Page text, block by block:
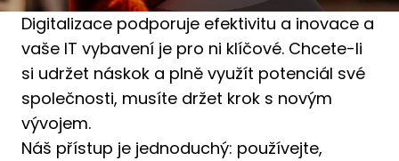
Digitalizace podporuje efektivitu a inovace a
vaše IT vybavení je pro ni klíčové. Chcete-li
si udržet náskok a plně využít potenciál své
společnosti, musíte držet krok s novým
vývojem.
Náš přístup je jednoduchý: používejte,